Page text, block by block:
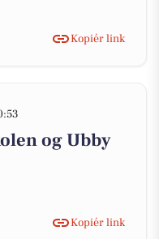
Kopiér link
og Ubby
Kopiér link